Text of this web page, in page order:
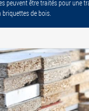
peuvent être traités pour une
de bois.